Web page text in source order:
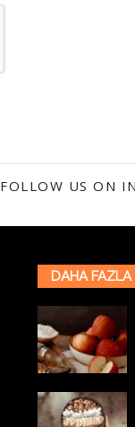
FOLLOW US ON
DAHA FAZLA